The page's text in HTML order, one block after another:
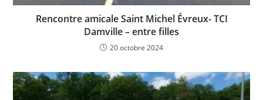
Rencontre amicale Saint Michel Évreux- TCI
Damville – entre filles
20 octobre 2024